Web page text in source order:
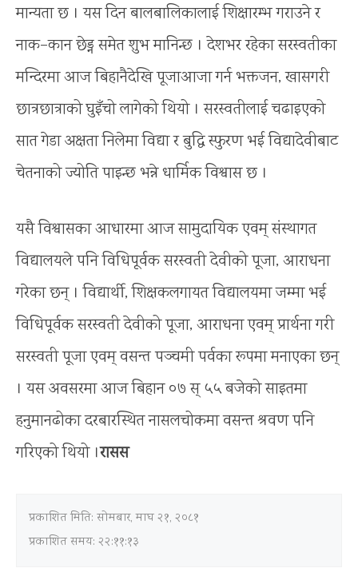
मान्यता छ । यस दिन बालबालिकालाई शिक्षारम्भ गराउने र
नाक–कान छेड्न समेत शुभ मानिन्छ । देशभर रहेका सरस्वतीका
मन्दिरमा आज बिहानैदेखि पूजाआजा गर्न भक्तजन, खासगरी
छात्रछात्राको घुइँचो लागेको थियो । सरस्वतीलाई चढाइएको
सात गेडा अक्षता निलेमा विद्या र बुद्धि स्फुरण भई विद्यादेवीबाट
चेतनाको ज्योति पाइन्छ भन्ने धार्मिक विश्वास छ ।
यसै विश्वासका आधारमा आज सामुदायिक एवम् संस्थागत
विद्यालयले पनि विधिपूर्वक सरस्वती देवीको पूजा, आराधना
गरेका छन् । विद्यार्थी, शिक्षकलगायत विद्यालयमा जम्मा भई
विधिपूर्वक सरस्वती देवीको पूजा, आराधना एवम् प्रार्थना गरी
सरस्वती पूजा एवम् वसन्त पञ्चमी पर्वका रूपमा मनाएका छन्
। यस अवसरमा आज बिहान ०७ स् ५५ बजेको साइतमा
हनुमानढोका दरबारस्थित नासलचोकमा वसन्त श्रवण पनि
गरिएको थियो ।रासस
प्रकाशित मिति: सोमबार, माघ २१, २०८१
प्रकाशित समय: २२:११:१३